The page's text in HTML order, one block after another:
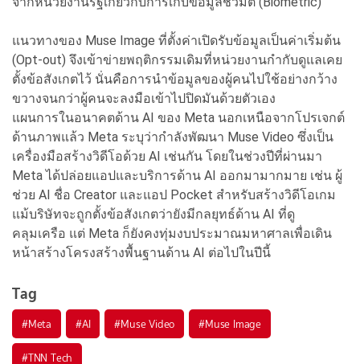
แนวทางของ Muse Image ที่ตั้งค่าเปิดรับข้อมูลเป็นค่าเริ่มต้น
(Opt-out) จึงเข้าข่ายพฤติกรรมเดิมที่หน่วยงานกำกับดูแลเคย
ตั้งข้อสังเกตไว้ นั่นคือการนำข้อมูลของผู้คนไปใช้อย่างกว้าง
ขวางจนกว่าผู้คนจะลงมือเข้าไปปิดมันด้วยตัวเอง
แผนการในอนาคตด้าน AI ของ Meta นอกเหนือจากโปรเจกต์
ด้านภาพแล้ว Meta ระบุว่ากำลังพัฒนา Muse Video ซึ่งเป็น
เครื่องมือสร้างวิดีโอด้วย AI เช่นกัน โดยในช่วงปีที่ผ่านมา
Meta ได้ปล่อยแอปและบริการด้าน AI ออกมามากมาย เช่น ผู้
ช่วย AI ชื่อ Creator และแอป Pocket สำหรับสร้างวิดีโอเกม
แม้บริษัทจะถูกตั้งข้อสังเกตว่ายังมีกลยุทธ์ด้าน AI ที่ดู
คลุมเครือ แต่ Meta ก็ยังคงทุ่มงบประมาณมหาศาลเพื่อเดิน
หน้าสร้างโครงสร้างพื้นฐานด้าน AI ต่อไปในปีนี้
Tag
#Meta #AI #Muse Video #Muse Image
#TNN Tech